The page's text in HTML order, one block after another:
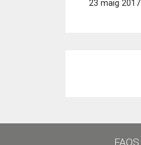
23 maig 2017
FAQS